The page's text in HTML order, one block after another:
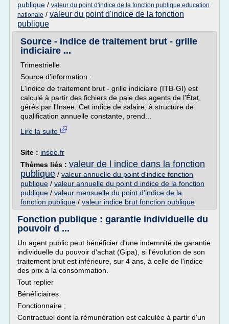
publique / valeur du point d'indice de la fonction publique education
nationale / valeur du point d'indice de la fonction
publique
Source - Indice de traitement brut - grille
indiciaire ...
Trimestrielle
Source d'information :
L'indice de traitement brut - grille indiciaire (ITB-GI) est
calculé à partir des fichiers de paie des agents de l'État,
gérés par l'Insee. Cet indice de salaire, à structure de
qualification annuelle constante, prend...
Lire la suite
Site : insee.fr
Thèmes liés : valeur de l indice dans la fonction
publique / valeur annuelle du point d'indice fonction
publique / valeur annuelle du point d indice de la fonction
publique / valeur mensuelle du point d'indice de la
fonction publique / valeur indice brut fonction publique
Fonction publique : garantie individuelle du
pouvoir d ...
Un agent public peut bénéficier d'une indemnité de garantie
individuelle du pouvoir d'achat (Gipa), si l'évolution de son
traitement brut est inférieure, sur 4 ans, à celle de l'indice
des prix à la consommation.
Tout replier
Bénéficiaires
Fonctionnaire ;
Contractuel dont la rémunération est calculée à partir d'un